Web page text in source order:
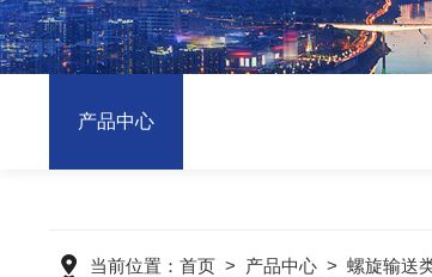
产品中心
当前位置： 首页> 产品中心> 螺旋输送